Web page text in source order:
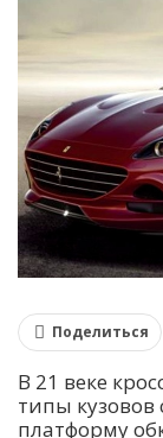
Поделиться
В 21 веке
типы кузовов
платформу